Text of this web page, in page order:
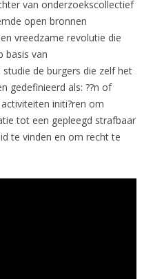
van onderzoekscollectief
open bronnen
vreedzame revolutie die
basis van
de burgers die zelf het
gedefinieerd als: ??n of
initi?ren om
tot een gepleegd strafbaar
te vinden en om recht te